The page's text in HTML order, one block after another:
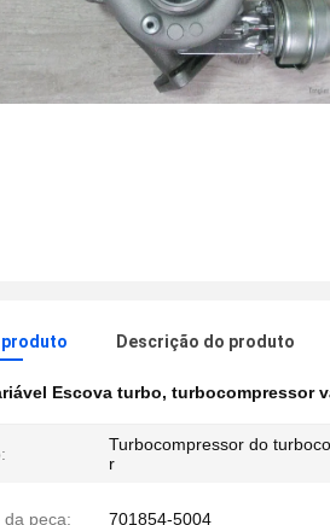
produto Descrição do produto
Escova turbo, turbocompressor
Turbocompressor do
r
da peça: 701854-5004